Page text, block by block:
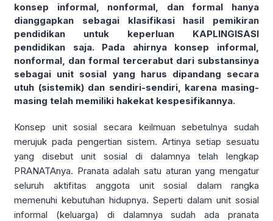
konsep informal, nonformal, dan formal hanya
dianggapkan sebagai klasifikasi hasil pemikiran
pendidikan untuk keperluan KAPLINGISASI
pendidikan saja. Pada ahirnya konsep informal,
nonformal, dan formal tercerabut dari substansinya
sebagai unit sosial yang harus dipandang secara
utuh (sistemik) dan sendiri-sendiri, karena masing-
masing telah memiliki hakekat kespesifikannya.
Konsep unit sosial secara keilmuan sebetulnya sudah
merujuk pada pengertian sistem. Artinya setiap sesuatu
yang disebut unit sosial di dalamnya telah lengkap
PRANATAnya. Pranata adalah satu aturan yang mengatur
seluruh aktifitas anggota unit sosial dalam rangka
memenuhi kebutuhan hidupnya. Seperti dalam unit sosial
informal (keluarga) di dalamnya sudah ada pranata